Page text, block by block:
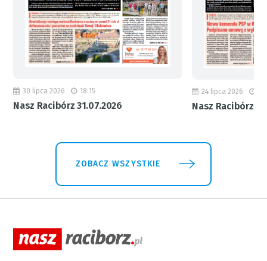
30 lipca 2026 18:15
Nasz Racibórz 31.07.2026
24 lipca 2026
Nasz Racibórz
ZOBACZ WSZYSTKIE